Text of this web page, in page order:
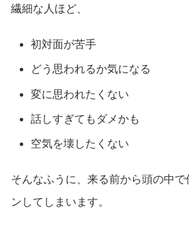
繊細な人ほど、
初対面が苦手
どう思われるか気になる
変に思われたくない
話しすぎてもダメかも
空気を壊したくない
そんなふうに、来る前から頭の中で
ンしてしまいます。